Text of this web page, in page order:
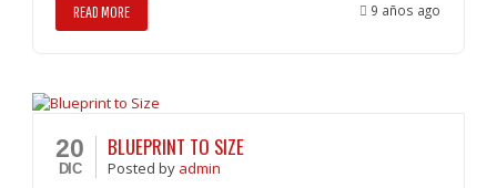
READ MORE 9 años ago
20
DIC
BLUEPRINT TO SIZE
Postedby admin